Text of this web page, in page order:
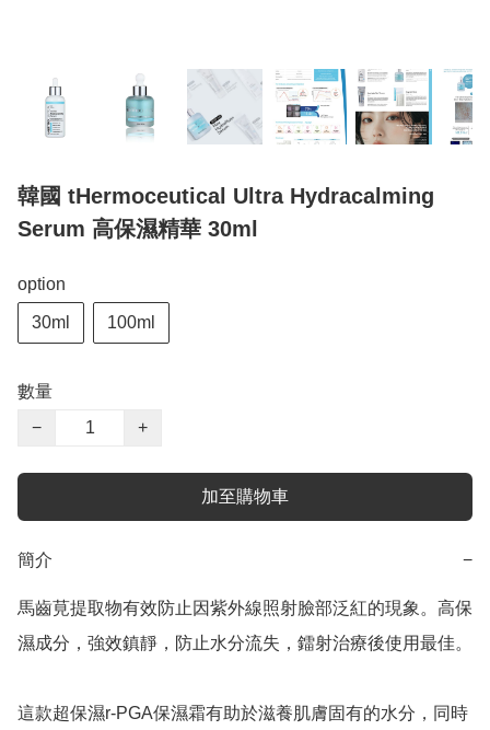
韓國 tHermoceutical Ultra Hydracalming
Serum 高保濕精華 30ml
option
30ml 100ml
數量
−
+
加至購物車
簡介 −
馬齒莧提取物有效防止因紫外線照射臉部泛紅的現象。高保
濕成分，強效鎮靜，防止水分流失，鐳射治療後使用最佳。
這款超保濕r-PGA保濕霜有助於滋養肌膚固有的水分，同時